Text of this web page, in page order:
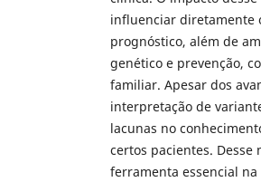
influenciar diretamente
prognóstico, além de
genético e prevenção,
familiar. Apesar dos
interpretação de
lacunas no
certos pacientes. Desse
ferramenta essencial